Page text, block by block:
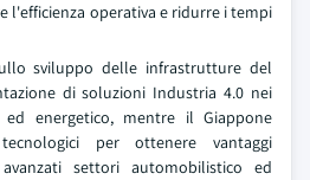
l'efficienza operativa e ridurre i tempi
sviluppo delle infrastrutture del
di soluzioni Industria 4.0 nei
energetico, mentre il Giappone
per ottenere vantaggi
settori automobilistico ed